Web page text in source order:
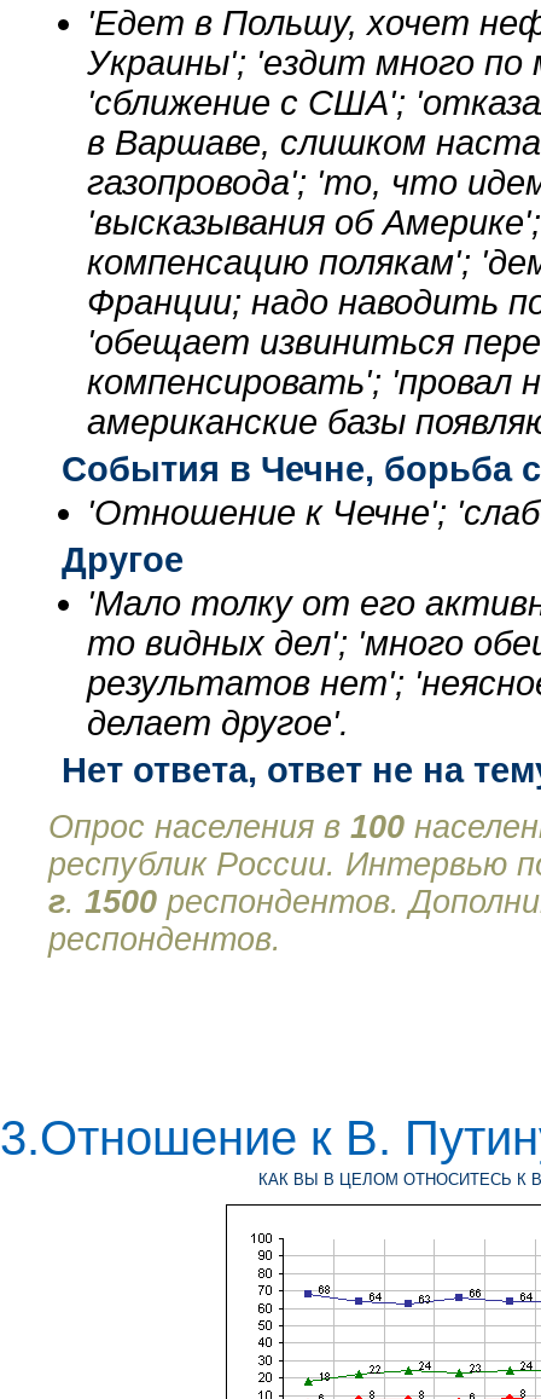
'Едет в Польшу, хочет
Украины'; 'ездит много по
'сближение с США';
в Варшаве, слишком
газопровода'; 'то, что
'высказывания об
компенсацию полякам';
Франции; надо наводить
'обещает извиниться
компенсировать';
американские базы
События в Чечне, борьба
'Отношение к Чечне';
Другое
'Мало толку от его
то видных дел'; 'много
результатов нет';
делает другое'.
Нет ответа, ответ не на
Опрос населения в 100
республик России. Интервью
г. 1500 респондентов.
респондентов.
3.Отношение к В.
КАК ВЫ В ЦЕЛОМ ОТНОСИТЕСЬ К